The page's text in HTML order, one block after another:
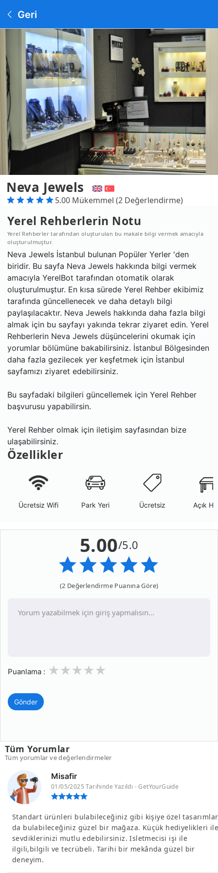
Geri
Neva Jewels
5.00 Mükemmel (2 Değerlendirme)
Yerel Rehberlerin Notu
Yerel Rehberler tarafından oluşturulan bu makale bilgi vermek amacıyla
oluşturulmuştur.
Neva Jewels İstanbul bulunan Popüler Yerler 'den
biridir. Bu sayfa Neva Jewels hakkında bilgi vermek
amacıyla YerelBot tarafından otomatik olarak
oluşturulmuştur. En kısa sürede Yerel Rehber ekibimiz
tarafında güncellenecek ve daha detaylı bilgi
paylaşılacaktır. Neva Jewels hakkında daha fazla bilgi
almak için bu sayfayı yakında tekrar ziyaret edin. Yerel
Rehberlerin Neva Jewels düşüncelerini okumak için
yorumlar bölümüne bakabilirsiniz. İstanbul Bölgesinden
daha fazla gezilecek yer keşfetmek için İstanbul
sayfamızı ziyaret edebilirsiniz.
Bu sayfadaki bilgileri güncellemek için Yerel Rehber
başvurusu yapabilirsin.
Yerel Rehber olmak için iletişim sayfasından bize
ulaşabilirsiniz.
Özellikler
Ücretsiz Wifi Park Yeri Ücretsiz Açık
5.00/5.0
(2 Değerlendirme Puanına Göre)
Puanlama : 3
2
1
Gönder
Tüm Yorumlar
Tüm yorumlar ve değerlendirmeler
Misafir
01/05/2025 Tarihinde Yazıldı - GetYourGuide
Standart ürünleri bulabileceğiniz gibi kişiye özel
da bulabileceğiniz güzel bir mağaza. Küçük hediyelikleri ile
sevdiklerinizi mutlu edebilirsiniz. Isletmecisi işi ile
ilgili,bilgili ve tecrübeli. Tarihi bir mekânda güzel bir
deneyim.